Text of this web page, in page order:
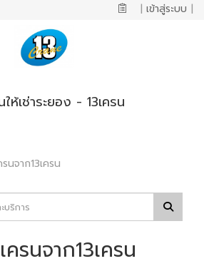
| เข้าสู่ระบบ |
ให้เช่าระยอง - 13เครน
นจาก13เครน
ครนจาก13เครน